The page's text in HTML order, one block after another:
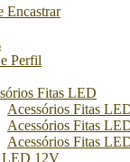
Encastrar
Perfil
Fitas LED
Acessórios Fitas
Acessórios Fitas
Acessórios Fitas
LED 12V